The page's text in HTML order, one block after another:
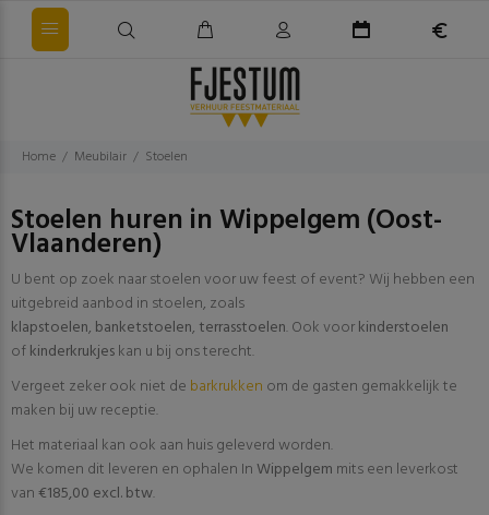
Home Meubilair Stoelen
Stoelen huren in Wippelgem (Oost-
Vlaanderen)
U bent op zoek naar stoelen voor uw feest of event? Wij hebben een
uitgebreid aanbod in stoelen, zoals
klapstoelen, banketstoelen, terrasstoelen. Ook voorkinderstoelen
ofkinderkrukjeskan u bij ons terecht.
Vergeet zeker ook niet de barkrukken om de gasten gemakkelijk te
maken bij uw receptie.
Het materiaal kan ook aan huis geleverd worden.
We komen dit leveren en ophalen InWippelgem mits een leverkost
van€185,00 excl. btw.